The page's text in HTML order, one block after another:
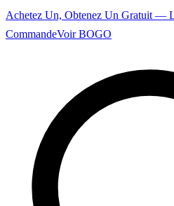
Achetez Un, Obtenez Un Gratuit —
CommandeVoir BOGO